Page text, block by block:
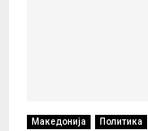
Македонија Политика